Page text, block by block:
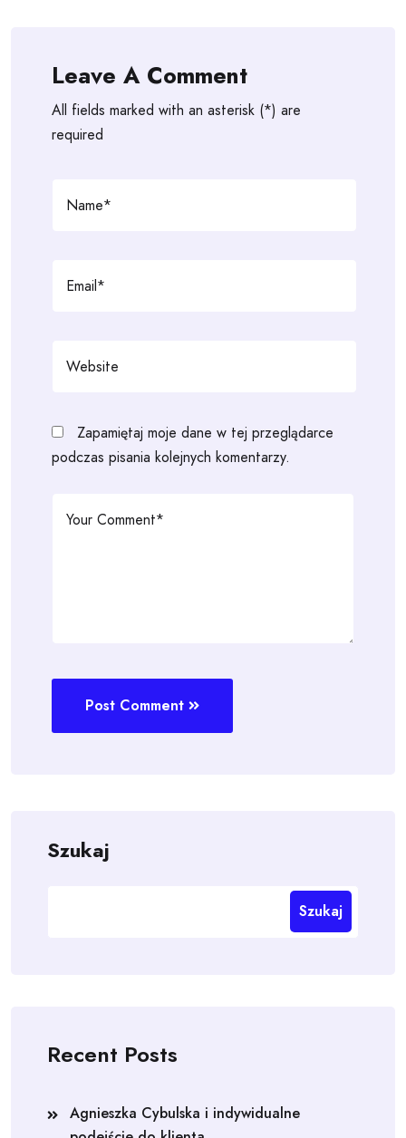
Leave A Comment
All fields marked with an asterisk (*) are
required
Zapamiętaj moje dane w tej przeglądarce
podczas pisania kolejnych komentarzy.
Post Comment
Szukaj
Szukaj
Recent Posts
Agnieszka Cybulska i indywidualne